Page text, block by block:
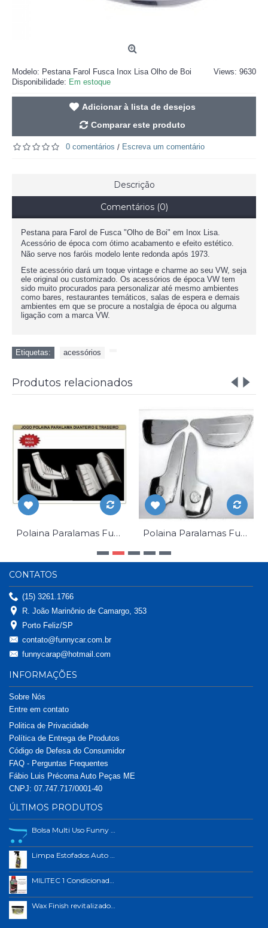
Views: 9630
Modelo: Pestana Farol Fusca Inox Lisa Olho de Boi
Disponibilidade: Em estoque
Adicionar à lista de desejos
Comparar este produto
0 comentários / Escreva um comentário
Descrição
Comentários (0)
Pestana para Farol de Fusca "Olho de Boi" em Inox Lisa.
Acessório de época com ótimo acabamento e efeito estético.
Não serve nos faróis modelo lente redonda após 1973.
Este acessório dará um toque vintage e charme ao seu VW, seja
ele original ou customizado. Os acessórios de época VW tem
sido muito procurados para personalizar até mesmo ambientes
como bares, restaurantes temáticos, salas de espera e demais
ambientes em que se procure a nostalgia de época ou alguma
ligação com a marca VW.
Etiquetas: acessórios
Produtos relacionados
Polaina Paralamas Fusca Alumínio Kit 4 pç Polaina Paralamas Fusca Americano Kit 4 pç Inox
CONTATOS
(15) 3261.1766
R. João Marinônio de Camargo, 353
Porto Feliz/SP
contato@funnycar.com.br
funnycarap@hotmail.com
INFORMAÇÕES
Sobre Nós
Entre em contato
Politica de Privacidade
Política de Entrega de Produtos
Código de Defesa do Consumidor
FAQ - Perguntas Frequentes
Fábio Luis Précoma Auto Peças ME
CNPJ: 07.747.717/0001-40
ÚLTIMOS PRODUTOS